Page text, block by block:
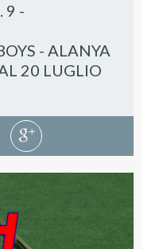
9 -
- ALANYA
20 LUGLIO